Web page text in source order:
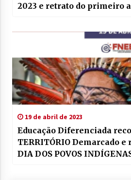
2023 e retrato do primeiro
19 de abril de 2023
Educação Diferenciada
TERRITÓRIO Demarcado
DIA DOS POVOS